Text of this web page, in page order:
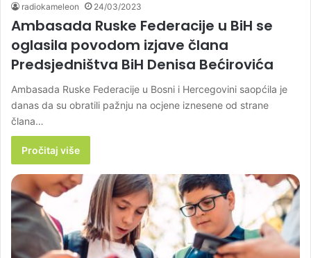
radiokameleon 24/03/2023
Ambasada Ruske Federacije u BiH se
oglasila povodom izjave člana
Predsjedništva BiH Denisa Bećirovića
Ambasada Ruske Federacije u Bosni i Hercegovini saopćila je
danas da su obratili pažnju na ocjene iznesene od strane
člana…
Pročitaj više